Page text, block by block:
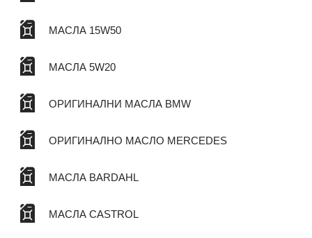
МАСЛА 15W50
МАСЛА 5W20
ОРИГИНАЛНИ МАСЛА BMW
ОРИГИНАЛНО МАСЛО MERCEDES
МАСЛА BARDAHL
МАСЛА CASTROL